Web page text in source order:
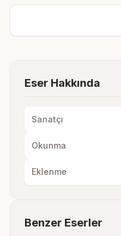
Eser Hakkında
Sanatçı
Okunma
Eklenme
Benzer Eserler